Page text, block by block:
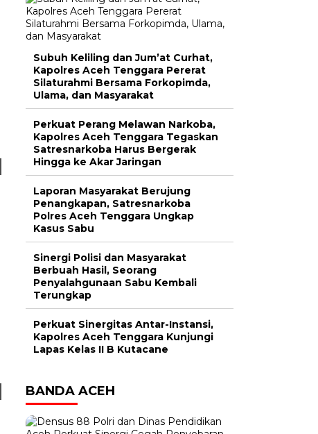
Subuh Keliling dan Jum’at Curhat,
Kapolres Aceh Tenggara Pererat
Silaturahmi Bersama Forkopimda,
Ulama, dan Masyarakat
Perkuat Perang Melawan Narkoba,
Kapolres Aceh Tenggara Tegaskan
Satresnarkoba Harus Bergerak
Hingga ke Akar Jaringan
Laporan Masyarakat Berujung
Penangkapan, Satresnarkoba
Polres Aceh Tenggara Ungkap
Kasus Sabu
Sinergi Polisi dan Masyarakat
Berbuah Hasil, Seorang
Penyalahgunaan Sabu Kembali
Terungkap
Perkuat Sinergitas Antar-Instansi,
Kapolres Aceh Tenggara Kunjungi
Lapas Kelas II B Kutacane
BANDA ACEH